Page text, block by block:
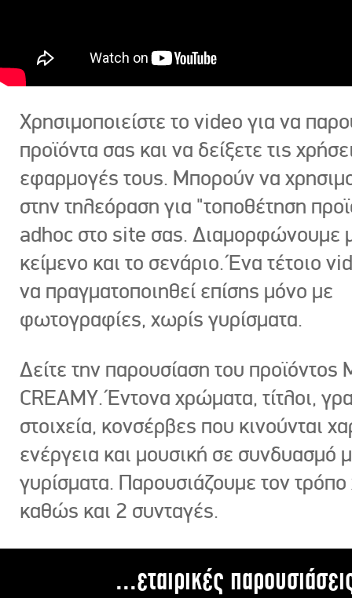
Χρησιμοποιείστε το video για να
προϊόντα σας και να δείξετε τις
εφαρμογές τους. Μπορούν να
στην τηλεόραση για "τοποθέτηση
adhoc στο site σας. Διαμορφώνουμε
κείμενο και το σενάριο. Ένα τέτοιο
να πραγματοποιηθεί επίσης μόνο με
φωτογραφίες, χωρίς γυρίσματα.
Δείτε την παρουσίαση του προϊόντος
CREAMY. Έντονα χρώματα, τίτλοι,
στοιχεία, κονσέρβες που κινούνται
ενέργεια και μουσική σε συνδυασμό
γυρίσματα. Παρουσιάζουμε τον
καθώς και 2 συνταγές.
...εταιρικές